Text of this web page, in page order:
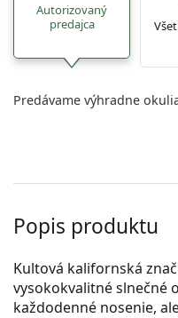
Autorizovaný
predajca
Predávame výhradne
Popis produktu
Kultová kalifornská
vysokokvalitné slnečné
každodenné nosenie,